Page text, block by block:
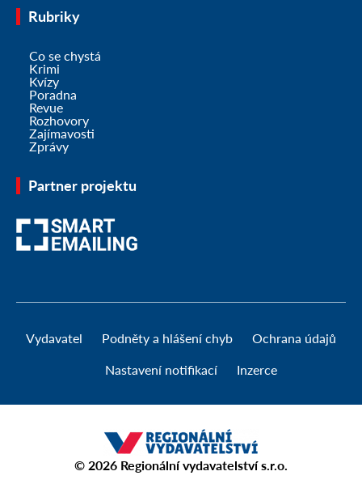
Rubriky
Co se chystá
Krimi
Kvízy
Poradna
Revue
Rozhovory
Zajímavosti
Zprávy
Partner projektu
Vydavatel Podněty a hlášení chyb Ochrana údajů
Nastavení notifikací Inzerce
© 2026 Regionální vydavatelství s.r.o.